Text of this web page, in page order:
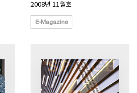
2008년 11월호
E-Magazine